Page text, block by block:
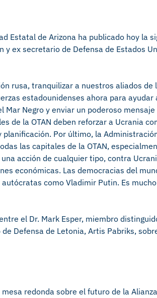
Estatal de Arizona ha publicado hoy la
y ex secretario de Defensa de Estados
rusa, tranquilizar a nuestros aliados de
estadounidenses ahora para ayudar
Negro y enviar un poderoso
de la OTAN deben reforzar a Ucrania
Por último, la
las capitales de la OTAN,
acción de cualquier tipo, contra
económicas. Las democracias del
como Vladimir Putin. Es
el Dr. Mark Esper, miembro
Defensa de Letonia, Artis Pabriks,
redonda sobre el futuro de la